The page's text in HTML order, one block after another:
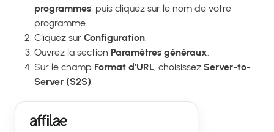
programmes, puis cliquez sur le nom de votre
programme.
Cliquez sur Configuration.
Ouvrez la section Paramètres généraux.
Sur le champ Format d’URL, choisissez Server-to-
Server (S2S).